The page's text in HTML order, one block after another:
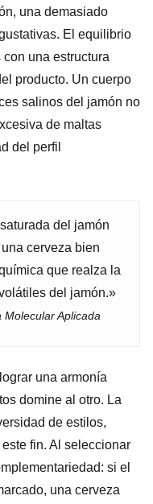
una demasiado
El equilibrio
una estructura
producto. Un cuerpo
salinos del jamón no
de maltas
del perfil
del jamón
cerveza bien
que realza la
del jamón.»
Aplicada
una armonía
domine al otro. La
de estilos,
fin. Al seleccionar
si el
una cerveza